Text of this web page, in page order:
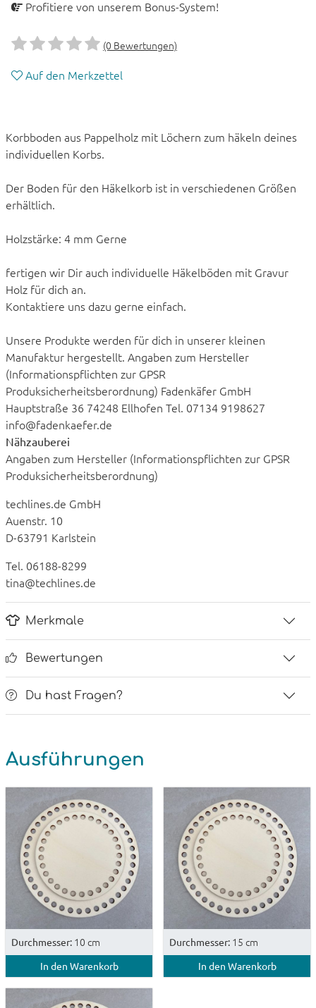
Profitiere von unserem Bonus-System!
(0 Bewertungen)
Auf den Merkzettel
Korbboden aus Pappelholz mit Löchern zum häkeln deines
individuellen Korbs.
Der Boden für den Häkelkorb ist in verschiedenen Größen
erhältlich.
Holzstärke: 4 mm Gerne
fertigen wir Dir auch individuelle Häkelböden mit Gravur
Holz für dich an.
Kontaktiere uns dazu gerne einfach.
Unsere Produkte werden für dich in unserer kleinen
Manufaktur hergestellt. Angaben zum Hersteller
(Informationspflichten zur GPSR
Produksicherheitsberordnung) Fadenkäfer GmbH
Hauptstraße 36 74248 Ellhofen Tel. 07134 9198627
info@fadenkaefer.de
Nähzauberei
Angaben zum Hersteller (Informationspflichten zur GPSR
Produksicherheitsberordnung)
techlines.de GmbH
Auenstr. 10
D-63791 Karlstein
Tel. 06188-8299
tina@techlines.de
Merkmale
Bewertungen
Du hast Fragen?
Ausführungen
Durchmesser: 10 cm
In den Warenkorb
Durchmesser: 15 cm
In den Warenkorb